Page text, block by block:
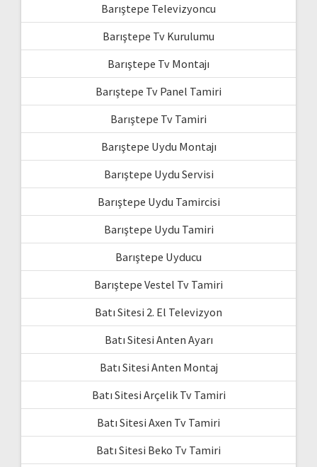
Barıştepe Televizyoncu
Barıştepe Tv Kurulumu
Barıştepe Tv Montajı
Barıştepe Tv Panel Tamiri
Barıştepe Tv Tamiri
Barıştepe Uydu Montajı
Barıştepe Uydu Servisi
Barıştepe Uydu Tamircisi
Barıştepe Uydu Tamiri
Barıştepe Uyducu
Barıştepe Vestel Tv Tamiri
Batı Sitesi 2. El Televizyon
Batı Sitesi Anten Ayarı
Batı Sitesi Anten Montaj
Batı Sitesi Arçelik Tv Tamiri
Batı Sitesi Axen Tv Tamiri
Batı Sitesi Beko Tv Tamiri